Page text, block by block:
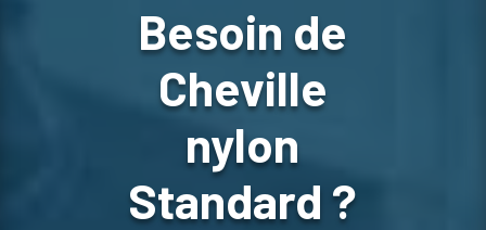
Besoin de
Cheville
nylon
Standard ?